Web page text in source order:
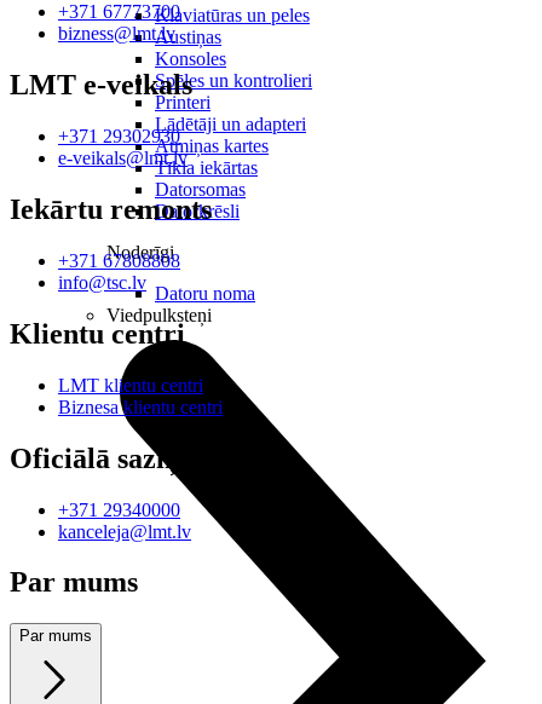
Klaviatūras un peles
Austiņas
Konsoles
Spēles un kontrolieri
Printeri
Lādētāji un adapteri
Atmiņas kartes
Tīkla iekārtas
Datorsomas
Datorkrēsli
Noderīgi
Datoru noma
Viedpulksteņi
+371 67773700
bizness@lmt.lv
LMT e-veikals
+371 29302930
e-veikals@lmt.lv
Iekārtu remonts
+371 67808808
info@tsc.lv
Klientu centri
LMT klientu centri
Biznesa klientu centri
Oficiālā saziņa
+371 29340000
kanceleja@lmt.lv
Par mums
Par mums